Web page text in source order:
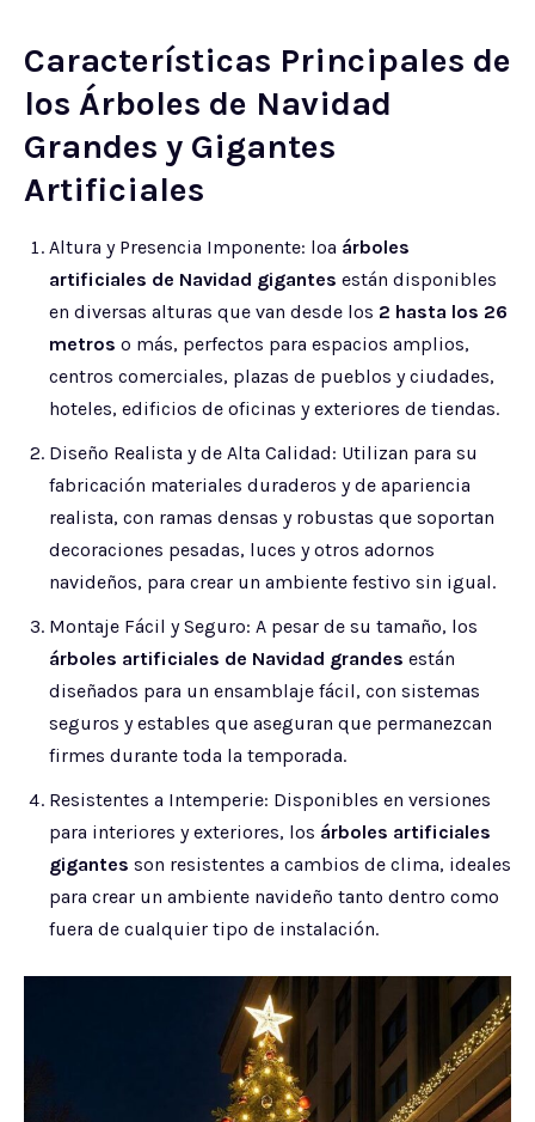
Características Principales de
los Árboles de Navidad
Grandes y Gigantes
Artificiales
Altura y Presencia Imponente: loa árboles
artificiales de Navidad gigantes están disponibles
en diversas alturas que van desde los 2 hasta los 26
metros o más, perfectos para espacios amplios,
centros comerciales, plazas de pueblos y ciudades,
hoteles, edificios de oficinas y exteriores de tiendas.
Diseño Realista y de Alta Calidad: Utilizan para su
fabricación materiales duraderos y de apariencia
realista, con ramas densas y robustas que soportan
decoraciones pesadas, luces y otros adornos
navideños, para crear un ambiente festivo sin igual.
Montaje Fácil y Seguro: A pesar de su tamaño, los
árboles artificiales de Navidad grandes están
diseñados para un ensamblaje fácil, con sistemas
seguros y estables que aseguran que permanezcan
firmes durante toda la temporada.
Resistentes a Intemperie: Disponibles en versiones
para interiores y exteriores, los árboles artificiales
gigantes son resistentes a cambios de clima, ideales
para crear un ambiente navideño tanto dentro como
fuera de cualquier tipo de instalación.